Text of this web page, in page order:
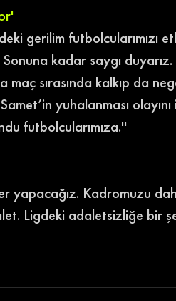
gerilim futbolcularımızı
kadar saygı duyarız.
maç sırasında kalkıp da
yuhalanması
futbolcularımıza.''
yapacağız. Kadromuzu
Ligdeki adaletsizliğe bir